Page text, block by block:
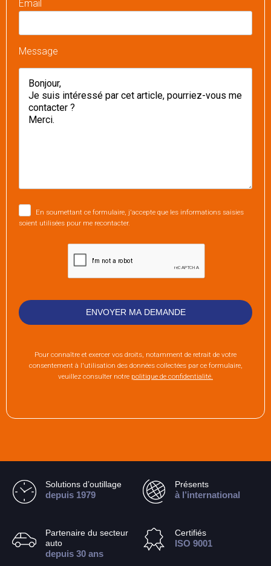
Email
Message
En soumettant ce formulaire, j'accepte que les informations saisies
soient utilisées pour me recontacter.
Pour connaître et exercer vos droits, notamment de retrait de votre
consentement à l'utilisation des données collectées par ce formulaire,
veuillez consulter notre politique de confidentialité.
Solutions d’outillage
depuis 1979
Présents
à l’international
Partenaire du secteur
auto
depuis 30 ans
Certifiés
ISO 9001